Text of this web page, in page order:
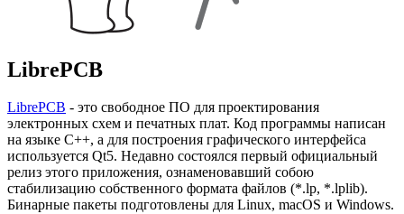
LibrePCB
LibrePCB - это свободное ПО для проектирования
электронных схем и печатных плат. Код программы написан
на языке C++, а для построения графического интерфейса
используется Qt5. Недавно состоялся первый официальный
релиз этого приложения, ознаменовавший собою
стабилизацию собственного формата файлов (*.lp, *.lplib).
Бинарные пакеты подготовлены для Linux, macOS и Windows.